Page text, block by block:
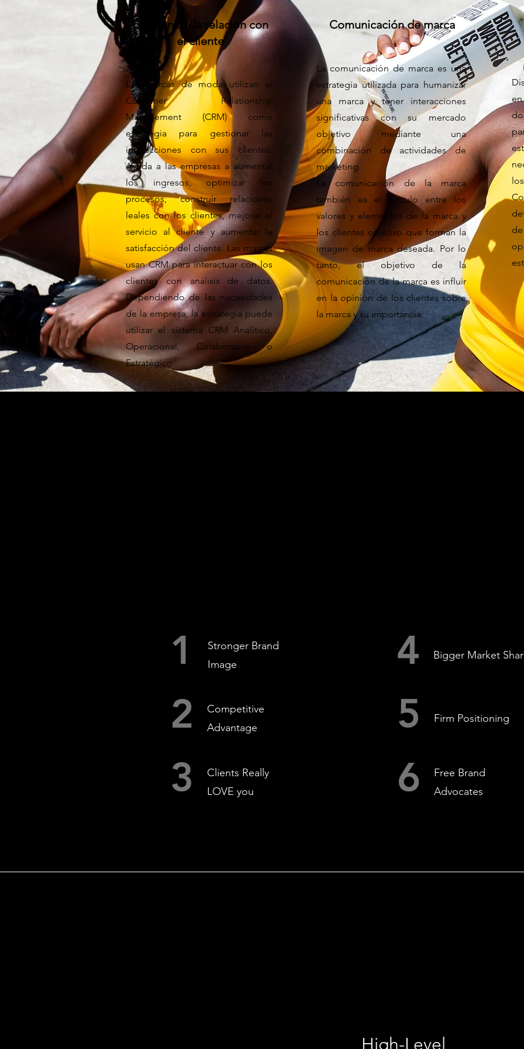
Gestión de la relación con
el cliente
Las marcas de moda utilizan el
Customer Relationship
Management (CRM) como
estrategia para gestionar las
interacciones con sus clientes.
Ayuda a las empresas a aumentar
los ingresos, optimizar los
procesos, construir relaciones
leales con los clientes, mejorar el
servicio al cliente y aumentar la
satisfacción del cliente. Las marcas
usan CRM para interactuar con los
clientes con análisis de datos.
Dependiendo de las necesidades
de la empresa, la estrategia puede
utilizar el sistema CRM Analítico,
Operacional, Colaborativo o
Estratégico.
Comunicación de marca
La comunicación de marca es una
estrategia utilizada para humanizar
una marca y tener interacciones
significativas con su mercado
objetivo mediante una
combinación de actividades de
marketing.
La comunicación de la marca
también es el vínculo entre los
valores y elementos de la marca y
los clientes objetivo que forman la
imagen de marca deseada. Por lo
tanto, el objetivo de la
comunicación de la marca es influir
en la opinión de los clientes sobre
la marca y su importancia.
1
Stronger Brand
Image
2
Competitive
Advantage
3
Clients Really
LOVE you
4 Bigger Market
5 Firm Positioning
6
Free Brand
Advocates
High-Level